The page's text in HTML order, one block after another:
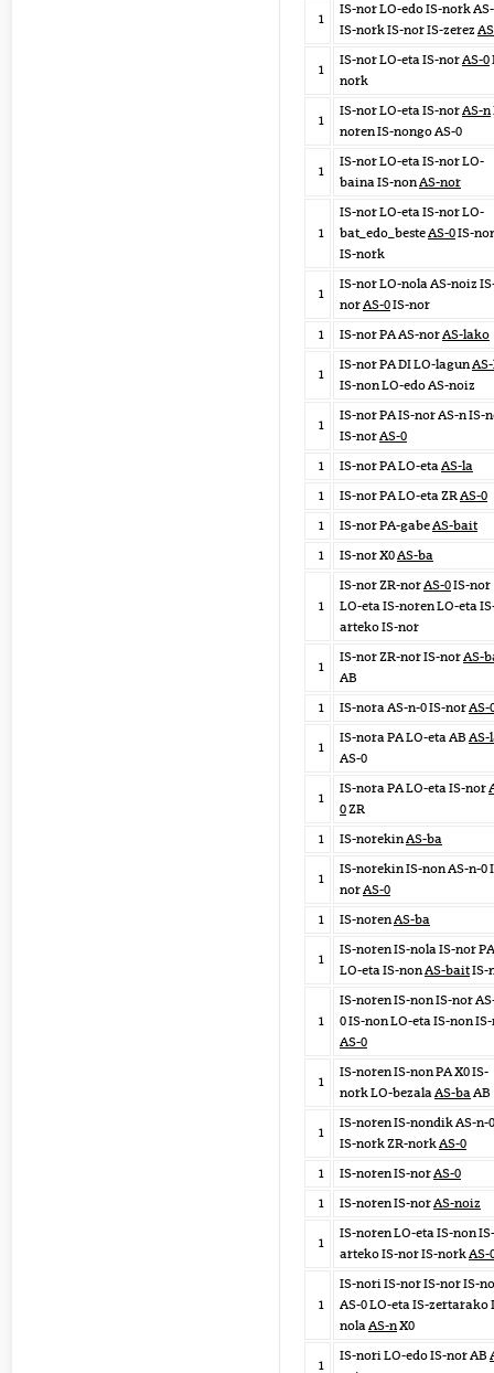
1
IS-nor LO-edo IS-nork
IS-nork IS-nor IS-zerez
1
IS-nor LO-eta IS-norAS-0
nork
1
IS-nor LO-eta IS-norAS-n
noren IS-nongo AS-0
1
IS-nor LO-eta IS-nor LO-
baina IS-nonAS-nor
1
IS-nor LO-eta IS-nor LO-
bat_edo_besteAS-0IS-
IS-nork
1
IS-nor LO-nola AS-noiz
norAS-0IS-nor
1
IS-nor PA AS-norAS-lako
1
IS-nor PA DI LO-lagun
IS-non LO-edo AS-noiz
1
IS-nor PA IS-nor AS-n IS-
IS-norAS-0
1
IS-nor PA LO-etaAS-la
1
IS-nor PA LO-eta ZRAS-0
1
IS-nor PA-gabeAS-bait
1
IS-nor X0AS-ba
1
IS-nor ZR-norAS-0IS-nor
LO-eta IS-noren LO-eta
arteko IS-nor
1
IS-nor ZR-nor IS-norAS-
AB
1
IS-nora AS-n-0 IS-norAS-
1
IS-nora PA LO-eta AB AS-
AS-0
1
IS-nora PA LO-eta IS-nor
0ZR
1
IS-norekinAS-ba
1
IS-norekin IS-non AS-n-0
norAS-0
1
IS-norenAS-ba
1
IS-noren IS-nola IS-nor PA
LO-eta IS-nonAS-baitIS-
1
IS-noren IS-non IS-nor
0 IS-non LO-eta IS-non
AS-0
1
IS-noren IS-non PA X0 IS-
nork LO-bezalaAS-baAB
1
IS-noren IS-nondik AS-n-0
IS-nork ZR-norkAS-0
1
IS-noren IS-norAS-0
1
IS-noren IS-norAS-noiz
1
IS-noren LO-eta IS-non IS-
arteko IS-nor IS-norkAS-
1
IS-nori IS-nor IS-nor IS-
AS-0 LO-eta IS-zertarako
nolaAS-nX0
1
IS-nori LO-edo IS-nor AB